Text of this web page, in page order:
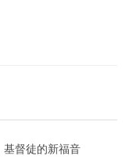
基督徒的新福音